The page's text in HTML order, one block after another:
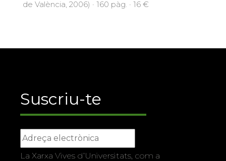
de València, 2006) · 160 pàg. · 16 €
Suscriu-te
La Xarxa Vives d’Universitats, com a